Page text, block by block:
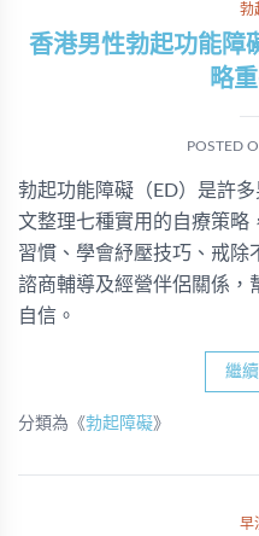
勃
香港男性勃起功能障
略
POSTED
勃起功能障礙（ED）是許
文整理七種實用的自療策略
習慣、學會紓壓技巧、戒除
諮商輔導及經營伴侶關係，
自信。
繼
分類為《勃起障礙》
早